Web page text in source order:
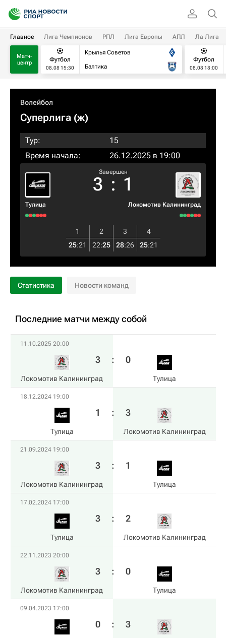
Главное Лига Чемпионов РПЛ Лига Европы АПЛ Ла Лига
Матч-
центр
Футбол
08.08 15:30
Крылья Советов
Балтика
Футбол
08.08 18:00
Волейбол
Суперлига (ж)
Тур:
15
Время начала:
26.12.2025 в 19:00
Тулица
Завершен
3 : 1
Локомотив Калининград
1 2 3
4
25:21 22:25 28:26 25:21
Статистика Новости команд
Последние матчи между собой
11.10.2025 20:00
Локомотив Калининград
3 : 0
Тулица
18.12.2024 19:00
Тулица
1 : 3
Локомотив Калининград
21.09.2024 19:00
Локомотив Калининград
3 : 1
Тулица
17.02.2024 17:00
Тулица
3 : 2
Локомотив Калининград
22.11.2023 20:00
Локомотив Калининград
3 : 0
Тулица
09.04.2023 17:00
0 : 3